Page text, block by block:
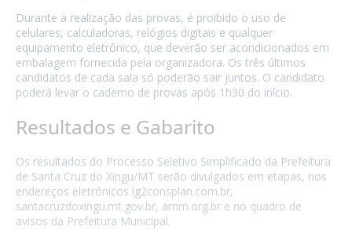
Durante a realização das provas, é proibido o uso de
celulares, calculadoras, relógios digitais e qualquer
equipamento eletrônico, que deverão ser acondicionados em
embalagem fornecida pela organizadora. Os três últimos
candidatos de cada sala só poderão sair juntos. O candidato
poderá levar o caderno de provas após 1h30 do início.
Resultados e Gabarito
Os resultados do Processo Seletivo Simplificado da Prefeitura
de Santa Cruz do Xingu/MT serão divulgados em etapas, nos
endereços eletrônicos lg2consplan.com.br,
santacruzdoxingu.mt.gov.br, amm.org.br e no quadro de
avisos da Prefeitura Municipal.